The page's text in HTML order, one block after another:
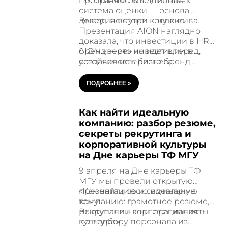
система оценки — основа
доверия внутри коллектива.
Вывод: не стоит — нужно
Презентация AION наглядно
доказала, что инвестиции в HR-
бренд — это инвестиции в
устойчивость бизнеса.
перемены идут быстрее, чем
где-либо. HR-бренд — это не
внутреннюю уверенность
людей, с которыми вы строите
бизнес.
AION уверенно идет вперед,
создавая не просто бренд
профессионалов, которое хочет
оставаться, расти и развивать
ПОДРОБНЕЕ »
Как найти идеальную
компанию: разбор резюме,
секреты рекрутинга и
корпоративной культуры
на Дне карьеры ТФ МГУ
9 апреля на Дне карьеры ТФ
МГУ мы провели открытую
презентацию и семинар на
тему:
«Как найти свою идеальную
компанию: грамотное резюме,
рекрутинг и корпоративная
культура».
Выступали наши специалисты
по подбору персонала из